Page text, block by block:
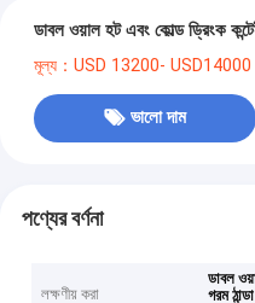
ডাবল ওয়াল হট এবং কোল্ড ড্রিংক
মূল্য：USD 13200-
ভালো দাম
পণ্যের বর্ণনা
লক্ষণীয় করা
ডাবল
গরম